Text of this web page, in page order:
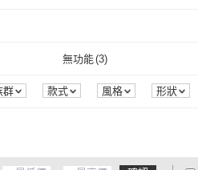
無功能(3)
無功能(3
群 款式 風格 形狀